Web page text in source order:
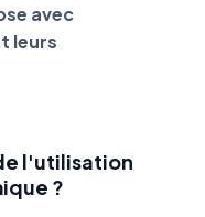
avec
leurs
l'utilisation
?